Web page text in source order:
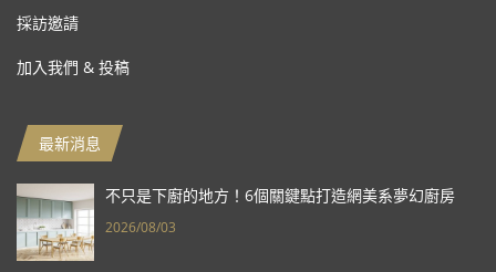
採訪邀請
加入我們 & 投稿
最新消息
不只是下廚的地方！6個關鍵點打造網美系夢幻廚房
2026/08/03